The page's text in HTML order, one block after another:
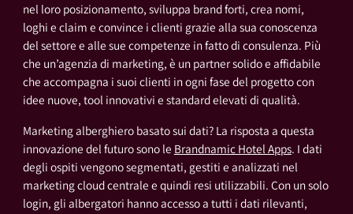
nel loro posizionamento, sviluppa brand forti, crea nomi,
loghi e claim e convince i clienti grazie alla sua conoscenza
del settore e alle sue competenze in fatto di consulenza. Più
che un’agenzia di marketing, è un partner solido e affidabile
che accompagna i suoi clienti in ogni fase del progetto con
idee nuove, tool innovativi e standard elevati di qualità.
Marketing alberghiero basato sui dati? La risposta a questa
innovazione del futuro sono le Brandnamic Hotel Apps. I dati
degli ospiti vengono segmentati, gestiti e analizzati nel
marketing cloud centrale e quindi resi utilizzabili. Con un solo
login, gli albergatori hanno accesso a tutti i dati rilevanti,